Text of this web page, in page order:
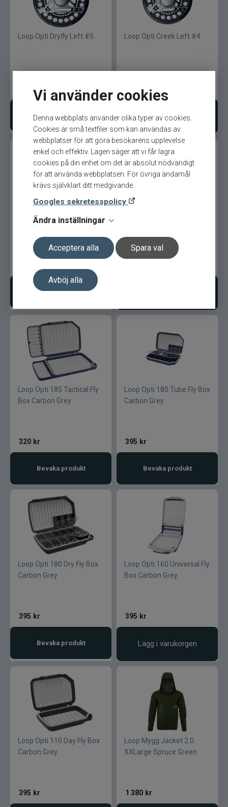
Vi använder cookies
Denna webbplats använder olika typer av cookies.
Cookies är små textfiler som kan användas av
webbplatser för att göra besökarens upplevelse
enkel och effektiv. Lagen säger att vi får lagra
cookies på din enhet om det är absolut nödvändigt
för att använda webbplatsen. För övriga ändamål
krävs självklart ditt medgivande.
Googles sekretesspolicy
Ändra inställningar
Acceptera alla Spara val
Avböj alla
Loop Opti Dryfly Left #5
3 825 kr
Bevaka produkt
Loop Opti Creek Left #4
3 825 kr
Lägg i varukorgen
Välj variant
Loop Opti 185 Tactical Fly
Box Carbon Grey
320 kr
Bevaka produkt
Loop Opti 180 Tube Fly Box
Carbon Grey
395 kr
Bevaka produkt
Loop Opti 180 Dry Fly Box
Carbon Grey
395 kr
Bevaka produkt
Loop Opti 160 Universal Fly
Box Carbon Grey
395 kr
Lägg i varukorgen
Loop Opti 110 Day Fly Box
Carbon Grey
395 kr
Loop Mygg Jacket 2.0
XXLarge Spruce Green
1 380 kr